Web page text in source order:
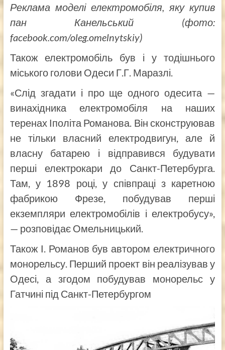
Реклама моделі електромобіля, яку купив
пан Канельський (фото:
facebook.com/oleg.omelnytskiy)
Також електромобіль був і у тодішнього
міського голови Одеси Г.Г. Маразлі.
«Слід згадати і про ще одного одесита —
винахідника електромобіля на наших
теренах Іполіта Романова. Він сконструював
не тільки власний електродвигун, але й
власну батарею і відправився будувати
перші електрокари до Санкт-Петербурга.
Там, у 1898 році, у співпраці з каретною
фабрикою Фрезе, побудував перші
екземпляри електромобілів і електробусу»,
— розповідає Омельницький.
Також І. Романов був автором електричного
монорельсу. Перший проект він реалізував у
Одесі, а згодом побудував монорельс у
Гатчині під Санкт-Петербургом